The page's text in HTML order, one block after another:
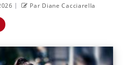
| Par Diane Cacciarella